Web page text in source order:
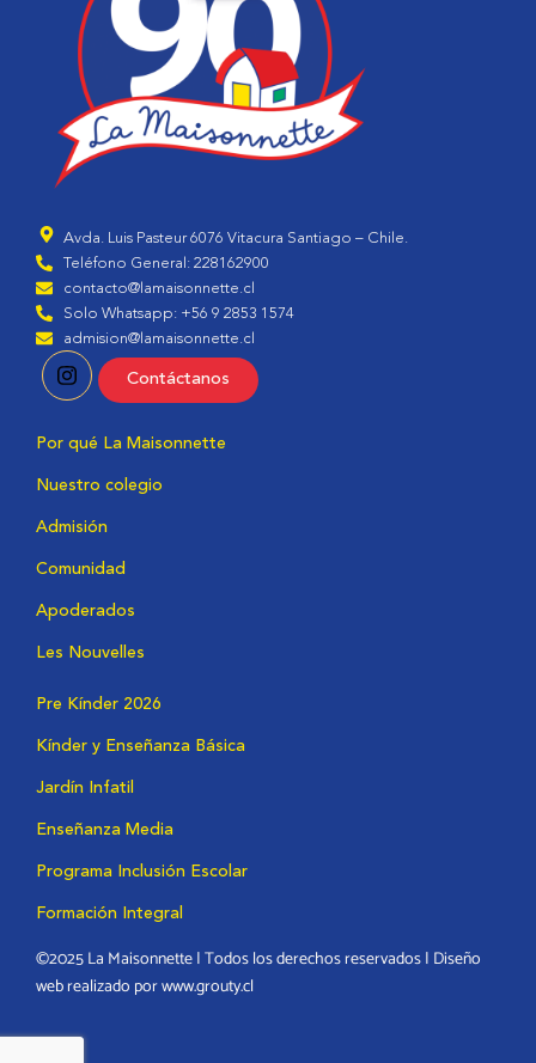
Avda. Luis Pasteur 6076 Vitacura Santiago – Chile.
Teléfono General: 228162900
contacto@lamaisonnette.cl
Solo Whatsapp: +56 9 2853 1574
admision@lamaisonnette.cl
Contáctanos
Por qué La Maisonnette
Nuestro colegio
Admisión
Comunidad
Apoderados
Les Nouvelles
Pre Kínder 2026
Kínder y Enseñanza Básica
Jardín Infatil
Enseñanza Media
Programa Inclusión Escolar
Formación Integral
©2025 La Maisonnette | Todos los derechos reservados | Diseño
web realizado por www.grouty.cl